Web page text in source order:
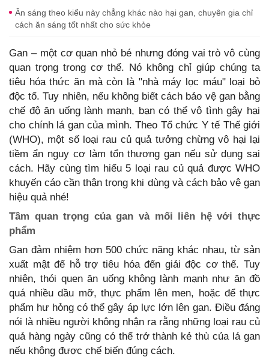
Ăn sáng theo kiểu này chẳng khác nào hại gan, chuyên gia chỉ
cách ăn sáng tốt nhất cho sức khỏe
Gan – một cơ quan nhỏ bé nhưng đóng vai trò vô cùng
quan trọng trong cơ thể. Nó không chỉ giúp chúng ta
tiêu hóa thức ăn mà còn là "nhà máy lọc máu" loại bỏ
độc tố. Tuy nhiên, nếu không biết cách bảo vệ gan bằng
chế độ ăn uống lành mạnh, bạn có thể vô tình gây hại
cho chính lá gan của mình. Theo Tổ chức Y tế Thế giới
(WHO), một số loại rau củ quả tưởng chừng vô hại lại
tiềm ẩn nguy cơ làm tổn thương gan nếu sử dụng sai
cách. Hãy cùng tìm hiểu 5 loại rau củ quả được WHO
khuyến cáo cần thận trọng khi dùng và cách bảo vệ gan
hiệu quả nhé!
Tầm quan trọng của gan và mối liên hệ với thực
phẩm
Gan đảm nhiệm hơn 500 chức năng khác nhau, từ sản
xuất mật để hỗ trợ tiêu hóa đến giải độc cơ thể. Tuy
nhiên, thói quen ăn uống không lành mạnh như ăn đồ
quá nhiều dầu mỡ, thực phẩm lên men, hoặc để thực
phẩm hư hỏng có thể gây áp lực lớn lên gan. Điều đáng
nói là nhiều người không nhận ra rằng những loại rau củ
quả hàng ngày cũng có thể trở thành kẻ thù của lá gan
nếu không được chế biến đúng cách.